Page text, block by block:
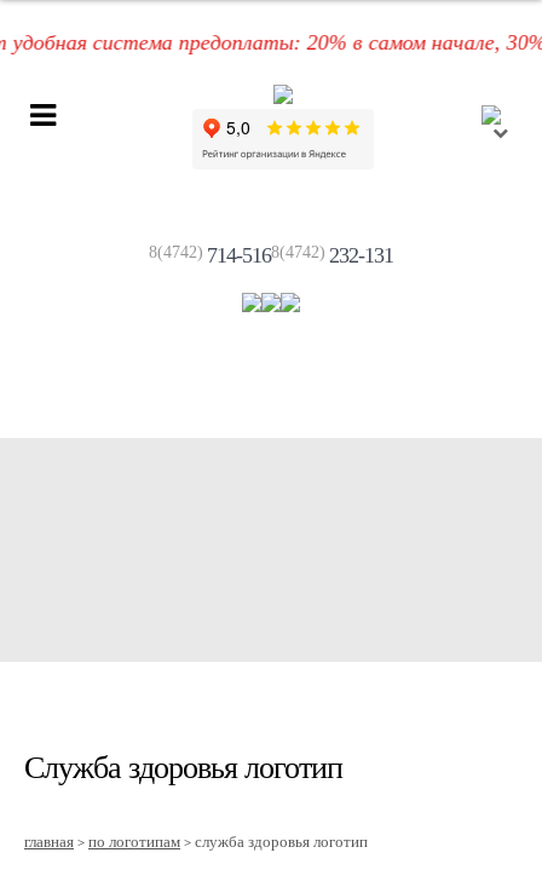
система предоплаты: 20% в самом начале, 30%
8(4742) 714-5168(4742) 232-131
Служба здоровья логотип
главная > по логотипам > служба здоровья логотип